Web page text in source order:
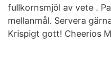
fullkornsmjöl av vete .
mellanmål. Servera
Krispigt gott! Cheerios